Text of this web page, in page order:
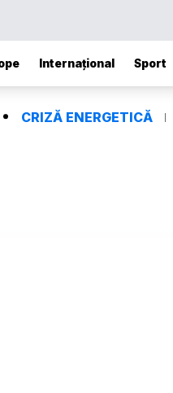
Internațional Sport
CRIZĂ ENERGETICĂ